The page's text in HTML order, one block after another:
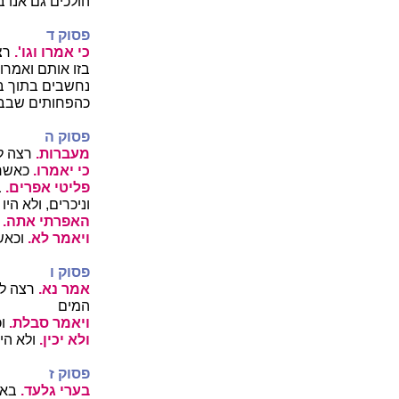
פסוק ד
כי אמרו וגו'.
בזו אותם
נחשבים בתוך
כהפחותים
פסוק ה
מעברות. רצה
כי יאמרו.
פליטי אפרים.
וניכרים, ולא
האפרתי אתה.
ויאמר לא.
פסוק ו
אמר נא. רצה
המים
ויאמר סבלת.
ולא יכין. ולא
פסוק ז
בערי גלעד.